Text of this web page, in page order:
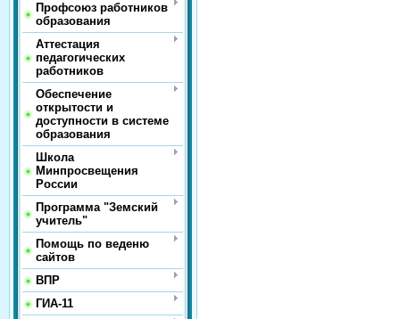
Профсоюз работников
образования
Аттестация
педагогических
работников
Обеспечение
открытости и
доступности в системе
образования
Школа
Минпросвещения
России
Программа "Земский
учитель"
Помощь по веденю
сайтов
ВПР
ГИА-11